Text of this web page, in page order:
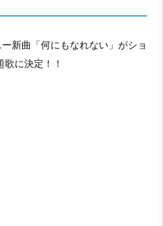
新曲「何にもなれない」がショ
に決定！！